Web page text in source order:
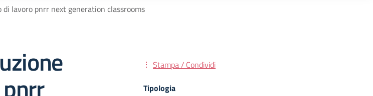
lavoro pnrr next generation classrooms
Stampa / Condividi
Tipologia